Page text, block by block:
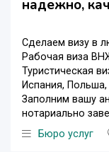
надежно,
Сделаем визу в
Рабочая виза
Туристическая
Испания,
Заполним вашу
нотариально
Бюро услуг